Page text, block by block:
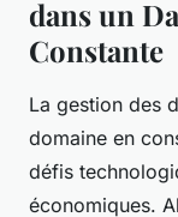
dans un
Constante
La gestion des
domaine en
défis
économiques.